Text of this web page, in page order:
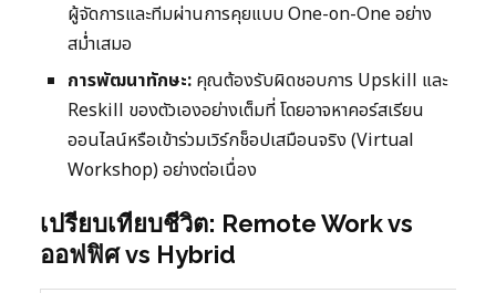
ผู้จัดการและทีมผ่านการคุยแบบ One-on-One อย่าง
สม่ำเสมอ
การพัฒนาทักษะ: คุณต้องรับผิดชอบการ Upskill และ
Reskill ของตัวเองอย่างเต็มที่ โดยอาจหาคอร์สเรียน
ออนไลน์หรือเข้าร่วมเวิร์กช็อปเสมือนจริง (Virtual
Workshop) อย่างต่อเนื่อง
เปรียบเทียบชีวิต: Remote Work vs
ออฟฟิศ vs Hybrid